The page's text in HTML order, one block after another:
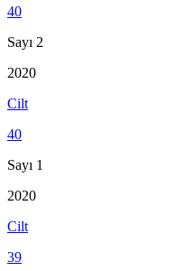
40
Sayı 2
2020
Cilt
40
Sayı 1
2020
Cilt
39